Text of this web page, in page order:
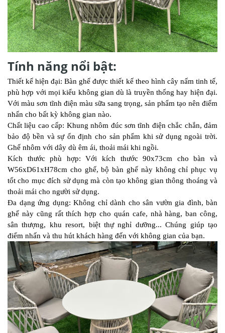
Tính năng nổi bật:
Thiết kế hiện đại: Bàn ghế được thiết kế theo hình cây nấm tinh tế,
phù hợp với mọi kiểu không gian dù là truyền thống hay hiện đại.
Với màu sơn tĩnh điện màu sữa sang trọng, sản phẩm tạo nên điểm
nhấn cho bất kỳ không gian nào.
Chất liệu cao cấp: Khung nhôm đúc sơn tĩnh điện chắc chắn, đảm
bảo độ bền và sự ổn định cho sản phẩm khi sử dụng ngoài trời.
Ghế nhôm với dây dù êm ái, thoải mái khi ngồi.
Kích thước phù hợp: Với kích thước 90x73cm cho bàn và
W56xD61xH78cm cho ghế, bộ bàn ghế này không chỉ phục vụ
tốt cho mục đích sử dụng mà còn tạo không gian thông thoáng và
thoải mái cho người sử dụng.
Đa dạng ứng dụng: Không chỉ dành cho sân vườn gia đình, bàn
ghế này cũng rất thích hợp cho quán cafe, nhà hàng, ban công,
sân thượng, khu resort, biệt thự nghỉ dưỡng... Chúng giúp tạo
điểm nhấn và thu hút khách hàng đến với không gian của bạn.